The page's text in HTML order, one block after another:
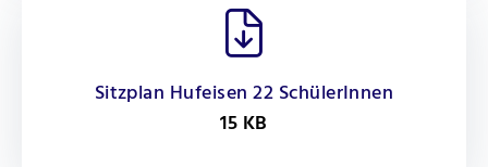
Sitzplan Hufeisen 22 SchülerInnen
15 KB